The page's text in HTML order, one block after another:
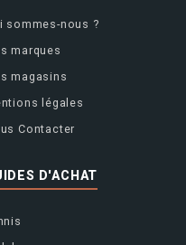
sommes-nous ?
marques
magasins
légales
Contacter
D'ACHAT